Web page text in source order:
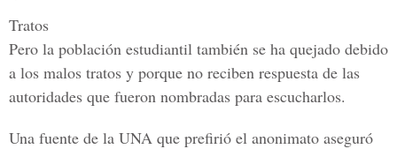
Tratos
Pero la población estudiantil también se ha quejado debido
a los malos tratos y porque no reciben respuesta de las
autoridades que fueron nombradas para escucharlos.
Una fuente de la UNA que prefirió el anonimato aseguró